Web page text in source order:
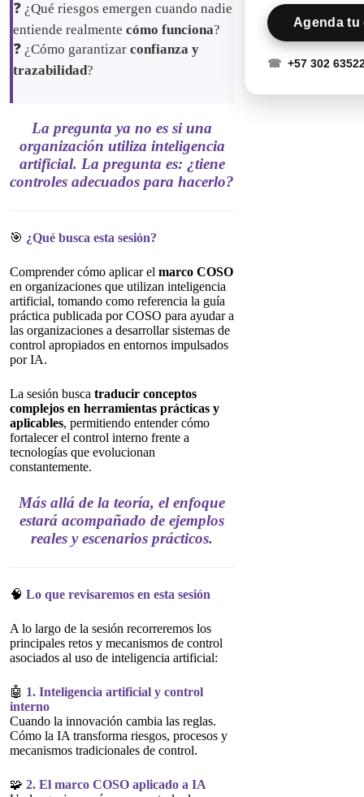
❓ ¿Qué riesgos emergen cuando nadie
entiende realmente cómo funciona?
❓ ¿Cómo garantizar confianza y
trazabilidad?
La pregunta ya no es si una
organización utiliza inteligencia
artificial. La pregunta es: ¿tiene
controles adecuados para hacerlo?
🎯 ¿Qué busca esta sesión?
Comprender cómo aplicar el marco COSO
en organizaciones que utilizan inteligencia
artificial, tomando como referencia la guía
práctica publicada por COSO para ayudar a
las organizaciones a desarrollar sistemas de
control apropiados en entornos impulsados
por IA.
La sesión busca traducir conceptos
complejos en herramientas prácticas y
aplicables, permitiendo entender cómo
fortalecer el control interno frente a
tecnologías que evolucionan
constantemente.
Más allá de la teoría, el enfoque
estará acompañado de ejemplos
reales y escenarios prácticos.
🧠 Lo que revisaremos en esta sesión
A lo largo de la sesión recorreremos los
principales retos y mecanismos de control
asociados al uso de inteligencia artificial:
🤖 1. Inteligencia artificial y control
interno
Cuando la innovación cambia las reglas.
Cómo la IA transforma riesgos, procesos y
mecanismos tradicionales de control.
🧩 2. El marco COSO aplicado a IA
Agenda tu
☎ +57 302